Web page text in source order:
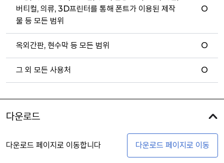
버티컬, 의류, 3D프린터를 통해 폰트가 이용된 제작
물 등 모든 범위
O
옥외간판, 현수막 등 모든 범위 O
그 외 모든 사용처 O
다운로드
다운로드 페이지로 이동합니다 다운로드 페이지로 이동